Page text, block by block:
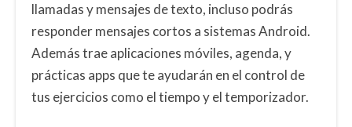
llamadas y mensajes de texto, incluso podrás
responder mensajes cortos a sistemas Android.
Además trae aplicaciones móviles, agenda, y
prácticas apps que te ayudarán en el control de
tus ejercicios como el tiempo y el temporizador.